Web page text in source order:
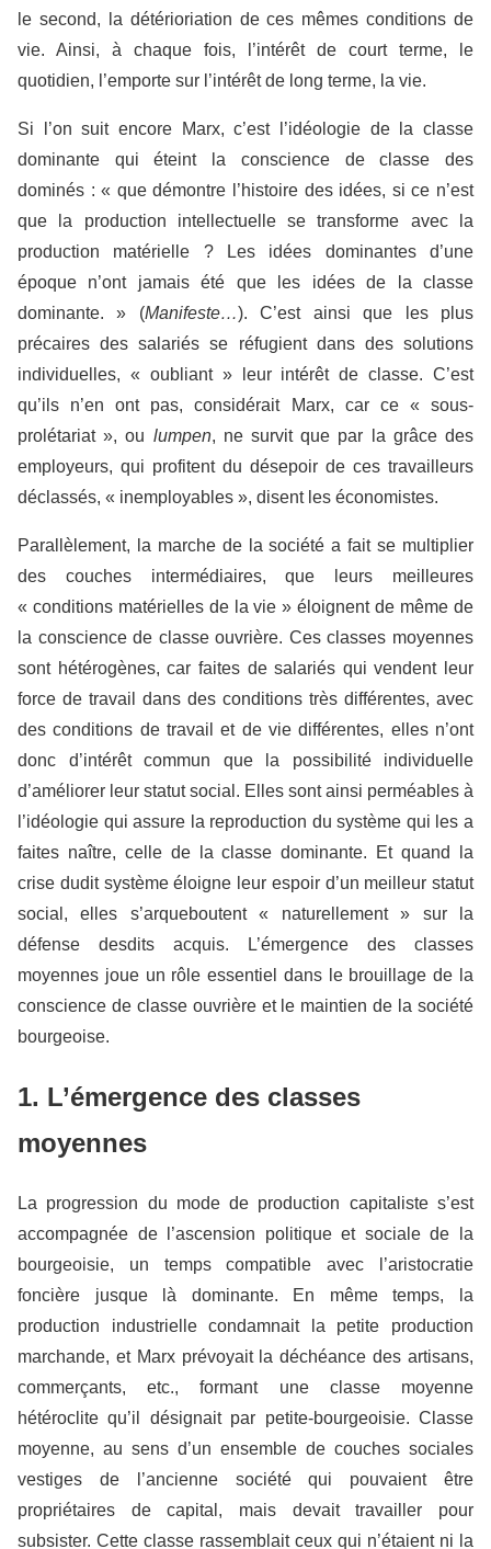
le second, la détérioriation de ces mêmes conditions de
vie. Ainsi, à chaque fois, l’intérêt de court terme, le
quotidien, l’emporte sur l’intérêt de long terme, la vie.
Si l’on suit encore Marx, c’est l’idéologie de la classe
dominante qui éteint la conscience de classe des
dominés : « que démontre l’histoire des idées, si ce n’est
que la production intellectuelle se transforme avec la
production matérielle ? Les idées dominantes d’une
époque n’ont jamais été que les idées de la classe
dominante. » (Manifeste…). C’est ainsi que les plus
précaires des salariés se réfugient dans des solutions
individuelles, « oubliant » leur intérêt de classe. C’est
qu’ils n’en ont pas, considérait Marx, car ce « sous-
prolétariat », ou lumpen, ne survit que par la grâce des
employeurs, qui profitent du désepoir de ces travailleurs
déclassés, « inemployables », disent les économistes.
Parallèlement, la marche de la société a fait se multiplier
des couches intermédiaires, que leurs meilleures
« conditions matérielles de la vie » éloignent de même de
la conscience de classe ouvrière. Ces classes moyennes
sont hétérogènes, car faites de salariés qui vendent leur
force de travail dans des conditions très différentes, avec
des conditions de travail et de vie différentes, elles n’ont
donc d’intérêt commun que la possibilité individuelle
d’améliorer leur statut social. Elles sont ainsi perméables à
l’idéologie qui assure la reproduction du système qui les a
faites naître, celle de la classe dominante. Et quand la
crise dudit système éloigne leur espoir d’un meilleur statut
social, elles s’arqueboutent « naturellement » sur la
défense desdits acquis. L’émergence des classes
moyennes joue un rôle essentiel dans le brouillage de la
conscience de classe ouvrière et le maintien de la société
bourgeoise.
1. L’émergence des classes
moyennes
La progression du mode de production capitaliste s’est
accompagnée de l’ascension politique et sociale de la
bourgeoisie, un temps compatible avec l’aristocratie
foncière jusque là dominante. En même temps, la
production industrielle condamnait la petite production
marchande, et Marx prévoyait la déchéance des artisans,
commerçants, etc., formant une classe moyenne
hétéroclite qu’il désignait par petite-bourgeoisie. Classe
moyenne, au sens d’un ensemble de couches sociales
vestiges de l’ancienne société qui pouvaient être
propriétaires de capital, mais devait travailler pour
subsister. Cette classe rassemblait ceux qui n’étaient ni la